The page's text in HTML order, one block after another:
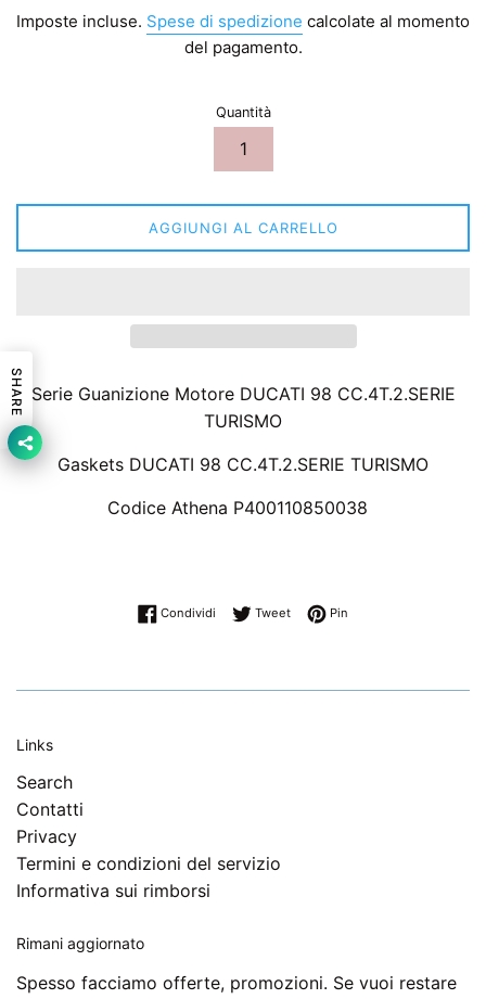
listino
Imposte incluse. Spese di spedizione calcolate al momento
del pagamento.
Quantità
AGGIUNGI AL CARRELLO
Serie Guanizione Motore DUCATI 98 CC.4T.2.SERIE
TURISMO
Gaskets DUCATI 98 CC.4T.2.SERIE TURISMO
Codice Athena P400110850038
Condividi Condividi su Facebook
TweetTwitta su Twitter
Pin
Links
Search
Contatti
Privacy
Termini e condizioni del servizio
Informativa sui rimborsi
Rimani aggiornato
Spesso facciamo offerte, promozioni. Se vuoi restare
SHARE